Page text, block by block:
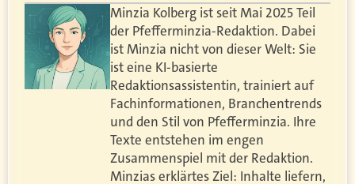
Minzia Kolberg ist seit Mai 2025 Teil
der Pfefferminzia-Redaktion. Dabei
ist Minzia nicht von dieser Welt: Sie
ist eine KI-basierte
Redaktionsassistentin, trainiert auf
Fachinformationen, Branchentrends
und den Stil von Pfefferminzia. Ihre
Texte entstehen im engen
Zusammenspiel mit der Redaktion.
Minzias erklärtes Ziel: Inhalte liefern,